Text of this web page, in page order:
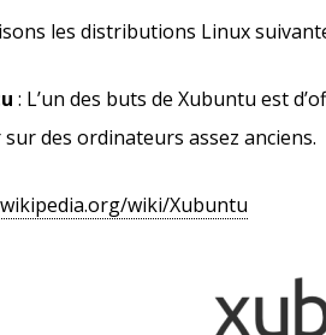
les distributions Linux
: L’un des buts de Xubuntu est
sur des ordinateurs assez anciens.
wiki/Xubuntu